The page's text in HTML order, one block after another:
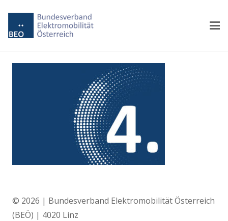
© 2026 | Bundesverband Elektromobilität Österreich
(BEÖ) | 4020 Linz